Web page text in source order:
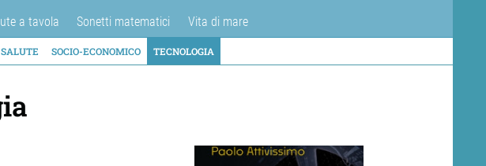
a tavola Sonetti matematici Vita di mare
SALUTE SOCIO-ECONOMICO TECNOLOGIA